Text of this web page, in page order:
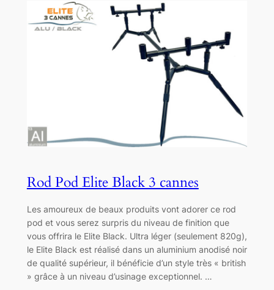
Rod Pod Elite Black 3 cannes
Les amoureux de beaux produits vont adorer ce rod
pod et vous serez surpris du niveau de finition que
vous offrira le Elite Black. Ultra léger (seulement 820g),
le Elite Black est réalisé dans un aluminium anodisé noir
de qualité supérieur, il bénéficie d’un style très « british
» grâce à un niveau d’usinage exceptionnel. …